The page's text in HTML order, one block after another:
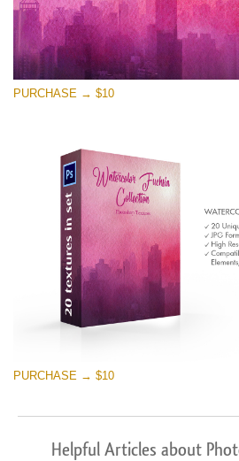
(1783 Overlays)
Large 6000*4000px
Download
PURCHASE → $10
PURCHASE → $10
Helpful Articles about